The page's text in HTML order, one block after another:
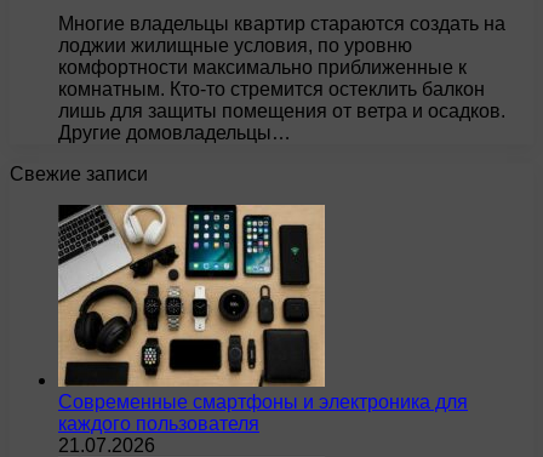
Многие владельцы квартир стараются создать на
лоджии жилищные условия, по уровню
комфортности максимально приближенные к
комнатным. Кто-то стремится остеклить балкон
лишь для защиты помещения от ветра и осадков.
Другие домовладельцы…
Свежие записи
Современные смартфоны и электроника для
каждого пользователя
21.07.2026